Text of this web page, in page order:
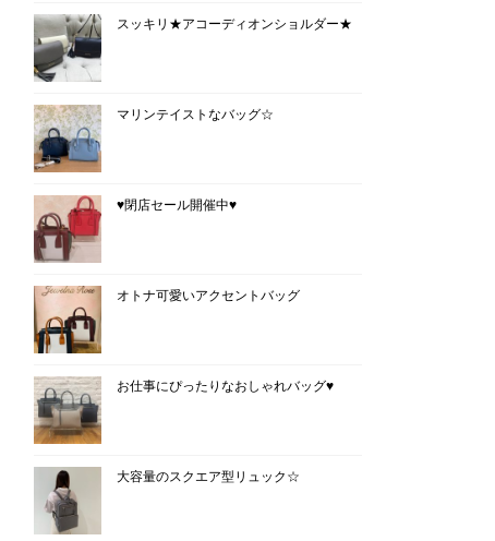
スッキリ★アコーディオンショルダー★
マリンテイストなバッグ☆
♥閉店セール開催中♥
オトナ可愛いアクセントバッグ
お仕事にぴったりなおしゃれバッグ♥
大容量のスクエア型リュック☆